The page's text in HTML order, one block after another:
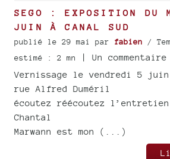
SEGO : EXPOSITION DU
JUIN À CANAL SUD
publié le 29 mai par fabien /
estimé : 2 mn
| Un
Vernissage le vendredi 5 juin
rue Alfred Duméril
écoutez réécoutez l’entretien
Chantal
Marwann est mon (...)